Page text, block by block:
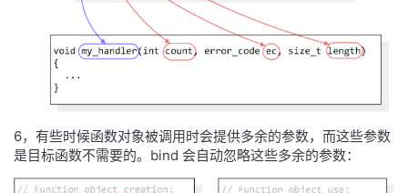
6，有些时候函数对象被调用时会提供多余的参数，而这些参数
是目标函数不需要的。bind 会自动忽略这些多余的参数：